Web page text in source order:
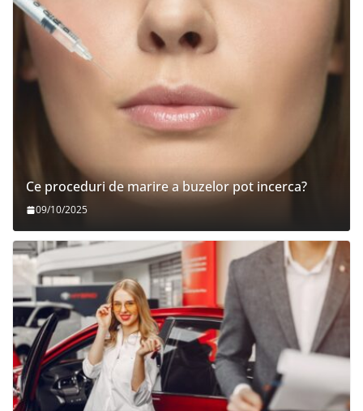
Ce proceduri de marire a buzelor pot incerca?
09/10/2025